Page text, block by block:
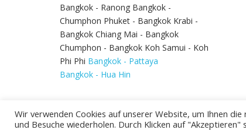
Bangkok - Ranong Bangkok -
Chumphon Phuket - Bangkok Krabi -
Bangkok Chiang Mai - Bangkok
Chumphon - Bangkok Koh Samui - Koh
Phi Phi Bangkok - Pattaya
Bangkok - Hua Hin
Wir verwenden Cookies auf unserer Website, um Ihnen
und Besuche wiederholen. Durch Klicken auf "Akzeptieren"